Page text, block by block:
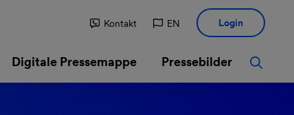
Kontakt EN Login
Digitale Pressemappe Pressebilder